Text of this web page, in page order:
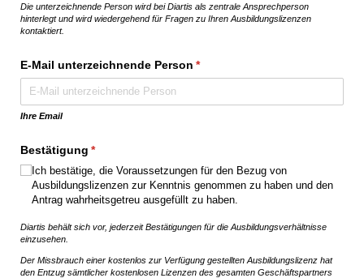
Die unterzeichnende Person wird bei Diartis als zentrale Ansprechperson
hinterlegt und wird wiedergehend für Fragen zu Ihren Ausbildungslizenzen
kontaktiert.
E-Mail unterzeichnende Person *
(erforderlich)
Ihre Email
Bestätigung *
(erforderlich)
Ich bestätige, die Voraussetzungen für den Bezug von
Ausbildungslizenzen zur Kenntnis genommen zu haben und den
Antrag wahrheitsgetreu ausgefüllt zu haben.
Diartis behält sich vor, jederzeit Bestätigungen für die Ausbildungsverhältnisse
einzusehen.
Der Missbrauch einer kostenlos zur Verfügung gestellten Ausbildungslizenz hat
den Entzug sämtlicher kostenlosen Lizenzen des gesamten Geschäftspartners